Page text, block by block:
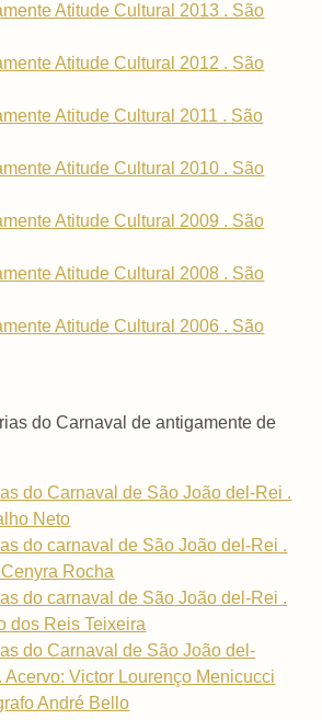
Atitude Cultural 2013 . São
Atitude Cultural 2012 . São
Atitude Cultural 2011 . São
Atitude Cultural 2010 . São
Atitude Cultural 2009 . São
Atitude Cultural 2008 . São
Atitude Cultural 2006 . São
do Carnaval de antigamente de
do Carnaval de São João del-Rei .
Neto
do carnaval de São João del-Rei .
Rocha
do carnaval de São João del-Rei .
dos Reis Teixeira
do Carnaval de São João del-
Acervo: Victor Lourenço Menicucci
André Bello